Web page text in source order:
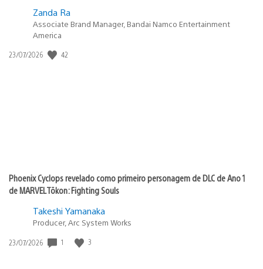
Zanda Ra
Associate Brand Manager, Bandai Namco Entertainment
America
Data
23/07/2026 42
Phoenix Cyclops revelado como primeiro personagem de DLC de Ano 1
de MARVEL Tōkon: Fighting Souls
Takeshi Yamanaka
Producer, Arc System Works
Data
23/07/2026 1 3